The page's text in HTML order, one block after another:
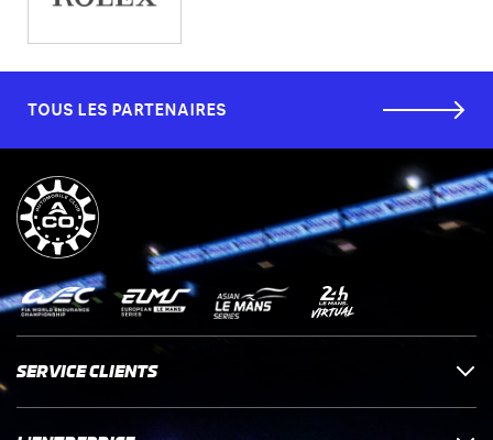
TOUS LES PARTENAIRES
SERVICE CLIENTS